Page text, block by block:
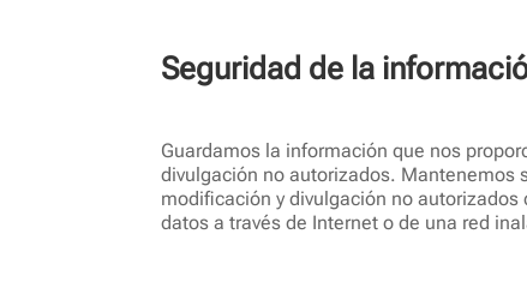
Seguridad de la
Guardamos la información que nos
divulgación no autorizados. Mantenemos
modificación y divulgación no
datos a través de Internet o de una red